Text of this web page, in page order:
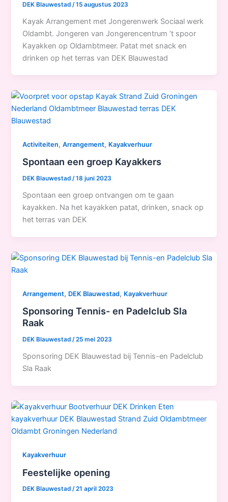
DEK Blauwestad /15 augustus 2023
Kayak Arrangement met Jongerenwerk Sociaal werk
Oldambt. Jongeren van Jongerencentrum ’t spoor
Kayakken op Oldambtmeer. Patat met snack en
drinken op het terras van DEK Blauwestad
Activiteiten,Arrangement, Kayakverhuur
Spontaan een groep Kayakkers
DEK Blauwestad/18 juni 2023
Spontaan een groep ontvangen om te gaan
kayakken. Na het kayakken patat, drinken, snack op
het terras van DEK
Arrangement, DEK Blauwestad, Kayakverhuur
Sponsoring Tennis- en Padelclub Sla
Raak
DEK Blauwestad/25 mei 2023
Sponsoring DEK Blauwestad bij Tennis-en Padelclub
Sla Raak
Kayakverhuur
Feestelijke opening
DEK Blauwestad/21 april 2023